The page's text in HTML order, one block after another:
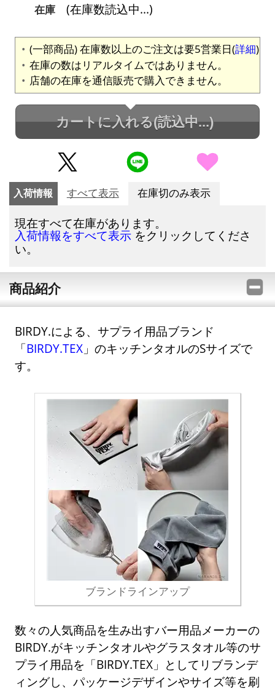
在庫
(在庫数読込中...)
(一部商品) 在庫数以上のご注文は要5営業日(詳細)
在庫の数はリアルタイムではありません。
店舗の在庫を通信販売で購入できません。
カートに入れる(読込中...)
入荷情報 すべて表示 在庫切のみ表示
現在すべて在庫があります。
入荷情報をすべて表示 をクリックしてくださ
い。
商品紹介
BIRDY.による、サプライ用品ブランド
「BIRDY.TEX 」のキッチンタオルのSサイズで
す。
ブランドラインアップ
数々の人気商品を生み出すバー用品メーカーの
BIRDY.がキッチンタオルやグラスタオル等のサ
プライ用品を「BIRDY.TEX」としてリブランデ
ィングし、パッケージデザインやサイズ等を刷